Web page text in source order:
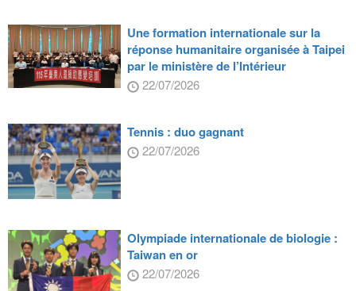
Une formation internationale sur la
réponse humanitaire organisée à Taipei
par le ministère de l’Intérieur
22/07/2026
Tennis : duo gagnant
22/07/2026
Olympiade internationale de biologie :
Taiwan en or
22/07/2026